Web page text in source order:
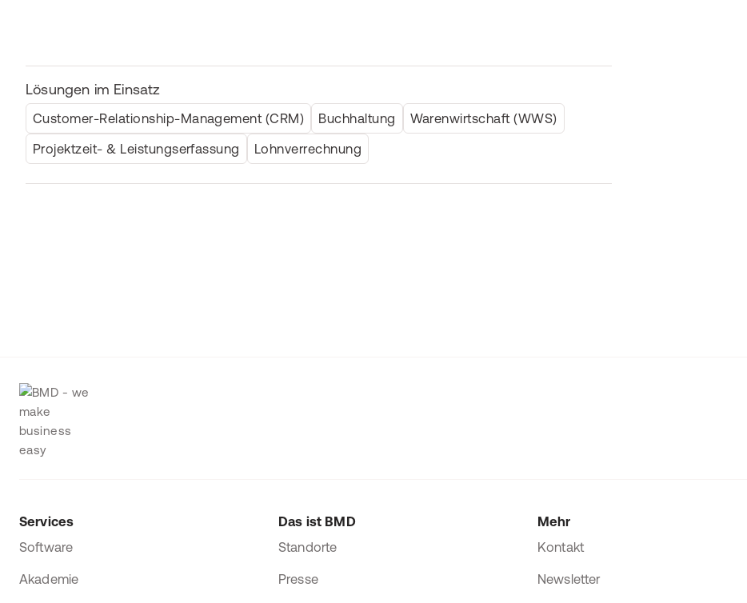
Lösungen im Einsatz
Customer-Relationship-Management (CRM) Buchhaltung Warenwirtschaft (WWS)
Projektzeit- & Leistungserfassung Lohnverrechnung
Services
Software
Akademie
Das ist BMD
Standorte
Presse
Mehr
Kontakt
Newsletter